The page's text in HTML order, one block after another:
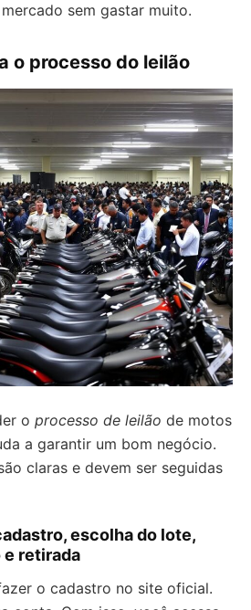
sem gastar muito.
o processo do leilão
o processo de leilão de motos
a garantir um bom negócio.
claras e devem ser seguidas
escolha do lote,
e retirada
o cadastro no site oficial.